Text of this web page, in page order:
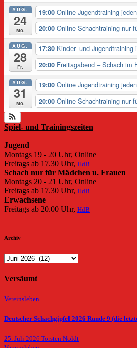
AUG.
24
Mo.
19:00 Online Jugendtraining
20:00 Online Schachtraining nur
AUG.
28
Fr.
17:30 Kinder- und Jugendtraining
20:00 Freitagabend – Schach im
AUG.
31
Mo.
19:00 Online Jugendtraining
20:00 Online Schachtraining nur
Spiel- und Trainingszeiten
Jugend
Montags 19 - 20 Uhr, Online
Freitags ab 17.30 Uhr, HdB
Schach nur für Mädchen u. Frauen
Montags 20 - 21 Uhr, Online
Freitags ab 17.30 Uhr, HdB
Erwachsene
Freitags ab 20.00 Uhr, HdB
Archiv
Archiv
Versäumt
Vereinsleben
Deutscher Schachgipfel 2026 Runde 9 (die
25. Juli 2026 Torsten Noldt